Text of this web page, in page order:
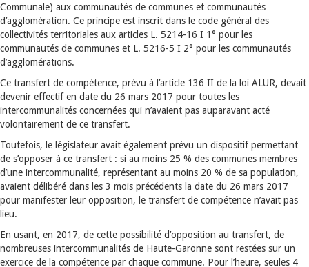
Communale) aux communautés de communes et communautés
d’agglomération. Ce principe est inscrit dans le code général des
collectivités territoriales aux articles L. 5214-16 I 1° pour les
communautés de communes et L. 5216-5 I 2° pour les communautés
d’agglomérations.
Ce transfert de compétence, prévu à l’article 136 II de la loi ALUR, devait
devenir effectif en date du 26 mars 2017 pour toutes les
intercommunalités concernées qui n’avaient pas auparavant acté
volontairement de ce transfert.
Toutefois, le législateur avait également prévu un dispositif permettant
de s’opposer à ce transfert : si au moins 25 % des communes membres
d’une intercommunalité, représentant au moins 20 % de sa population,
avaient délibéré dans les 3 mois précédents la date du 26 mars 2017
pour manifester leur opposition, le transfert de compétence n’avait pas
lieu.
En usant, en 2017, de cette possibilité d’opposition au transfert, de
nombreuses intercommunalités de Haute-Garonne sont restées sur un
exercice de la compétence par chaque commune. Pour l’heure, seules 4